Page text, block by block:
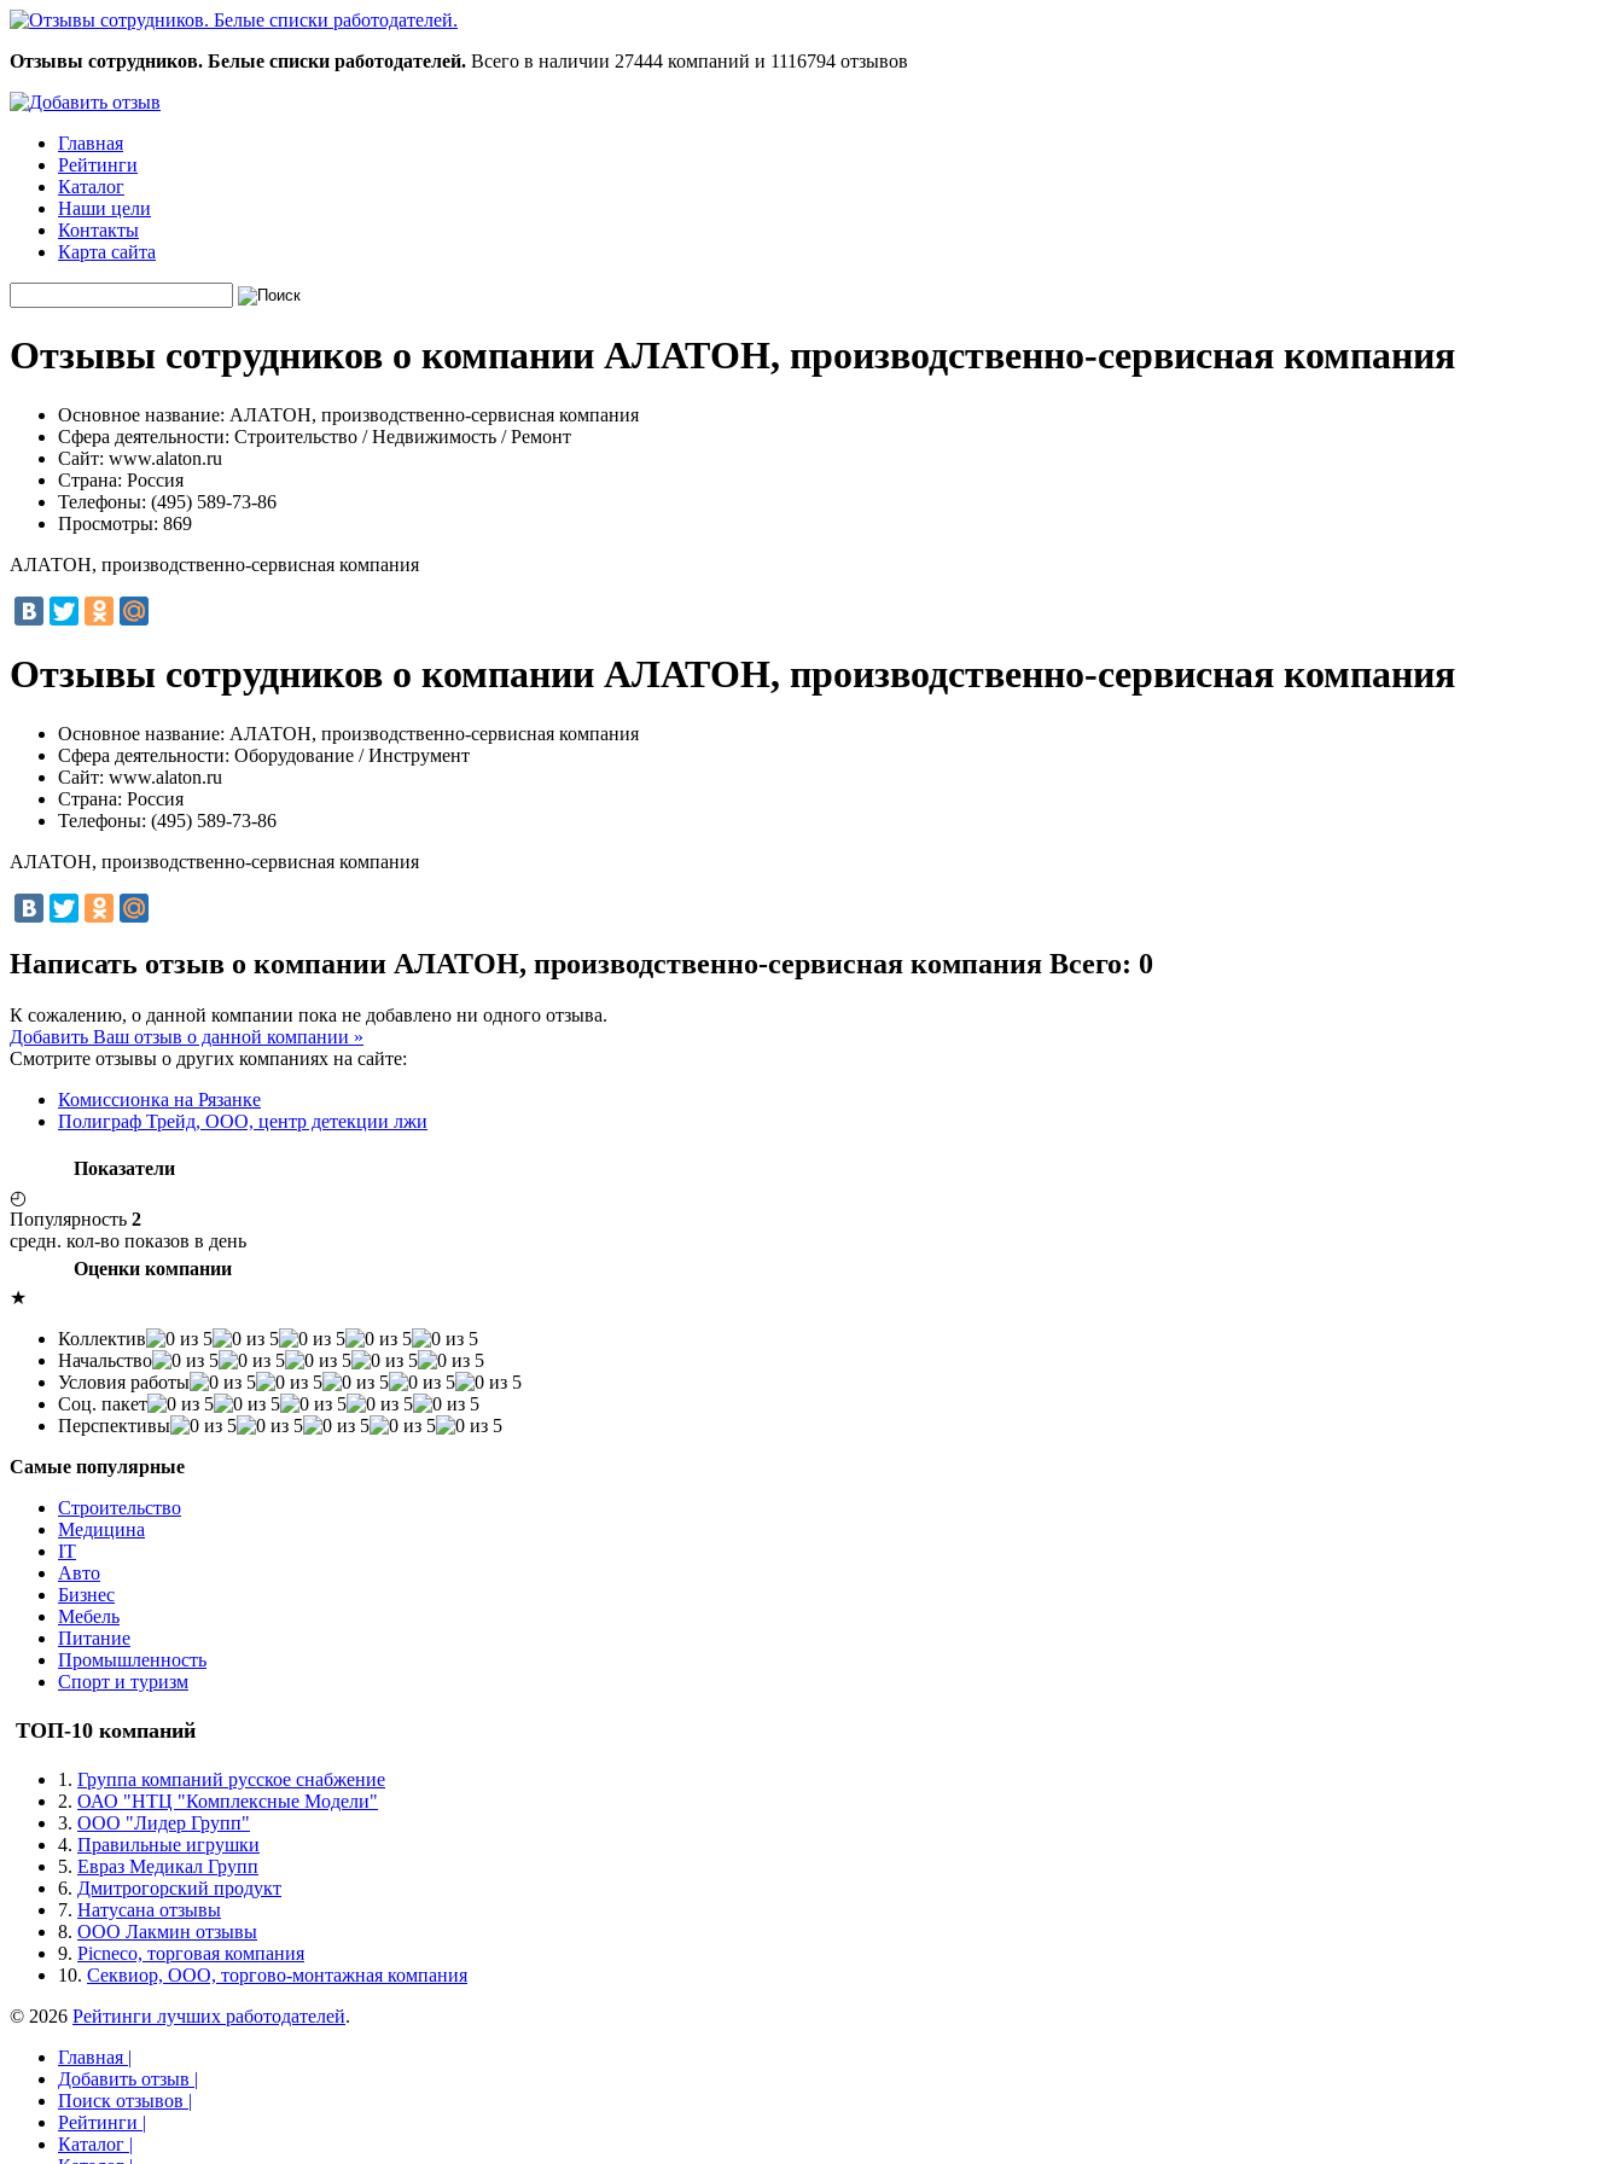
Отзывы сотрудников. Белые списки работодателей. Всего в наличии 27444 компаний и 1116794 отзывов
Главная
Рейтинги
Каталог
Наши цели
Контакты
Карта сайта
Отзывы сотрудников о компании АЛАТОН, производственно-сервисная компания
Основное название: АЛАТОН, производственно-сервисная компания
Сфера деятельности: Строительство / Недвижимость / Ремонт
Сайт: www.alaton.ru
Страна: Россия
Телефоны: (495) 589-73-86
Просмотры: 869
АЛАТОН, производственно-сервисная компания
Отзывы сотрудников о компании АЛАТОН, производственно-сервисная компания
Основное название: АЛАТОН, производственно-сервисная компания
Сфера деятельности: Оборудование / Инструмент
Сайт: www.alaton.ru
Страна: Россия
Телефоны: (495) 589-73-86
АЛАТОН, производственно-сервисная компания
Написать отзыв о компании АЛАТОН, производственно-сервисная компания Всего: 0
К сожалению, о данной компании пока не добавлено ни одного отзыва.
Добавить Ваш отзыв о данной компании »
Смотрите отзывы о других компаниях на сайте:
Комиссионка на Рязанке
Полиграф Трейд, ООО, центр детекции лжи
Показатели
◴
Популярность 2
средн. кол-во показов в день
Оценки компании
★
Коллектив
Начальство
Условия работы
Соц. пакет
Перспективы
Самые популярные
Строительство
Медицина
IT
Авто
Бизнес
Мебель
Питание
Промышленность
Спорт и туризм
ТОП-10 компаний
1. Группа компаний русское снабжение
2. ОАО "НТЦ "Комплексные Модели"
3. ООО "Лидер Групп"
4. Правильные игрушки
5. Евраз Медикал Групп
6. Дмитрогорский продукт
7. Натусана отзывы
8. ООО Лакмин отзывы
9. Picneco, торговая компания
10. Секвиор, ООО, торгово-монтажная компания
© 2026 Рейтинги лучших работодателей.
Главная |
Добавить отзыв |
Поиск отзывов |
Рейтинги |
Каталог |